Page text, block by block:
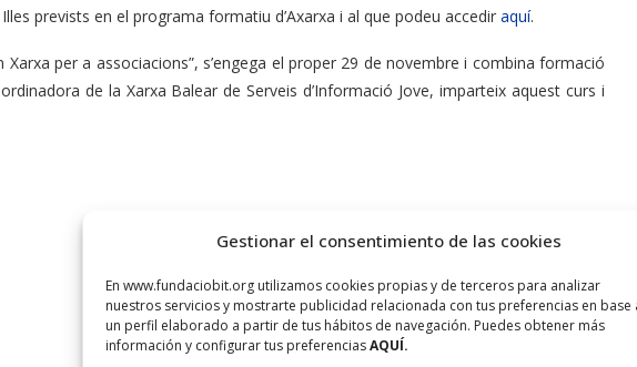
Gestionar el consentimiento de las cookies
En www.fundaciobit.org utilizamos cookies propias y de terceros para analizar
nuestros servicios y mostrarte publicidad relacionada con tus preferencias en base
un perfil elaborado a partir de tus hábitos de navegación. Puedes obtener más
información y configurar tus preferenciasAQUÍ.
prevists en el programa formatiu d’Axarxa i al que podeu accedir aquí.
Xarxa per a associacions”, s’engega el proper 29 de novembre i combina formació
de la Xarxa Balear de Serveis d’Informació Jove, imparteix aquest curs i